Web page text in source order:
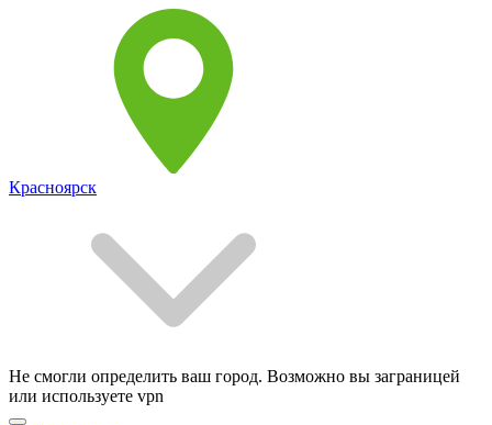
Красноярск
Не смогли определить ваш город. Возможно вы заграницей
или используете vpn